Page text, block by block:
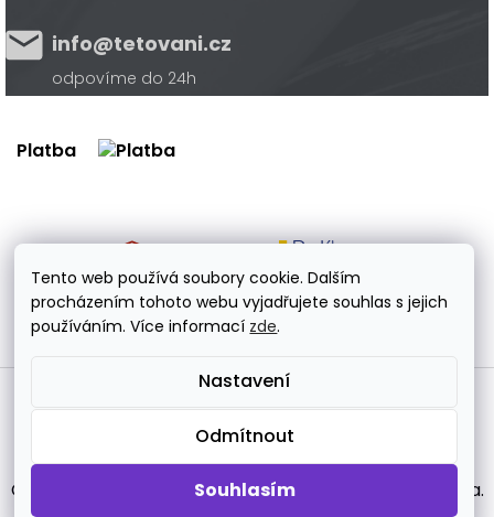
Tento web používá soubory cookie. Dalším
procházením tohoto webu vyjadřujete souhlas s jejich
používáním. Více informací zde.
Nastavení
Odmítnout
Souhlasím
info@tetovani.cz
odpovíme do 24h
Platba
Doprava
Copyright 2026 tetovani.cz. Všechna práva vyhrazena.